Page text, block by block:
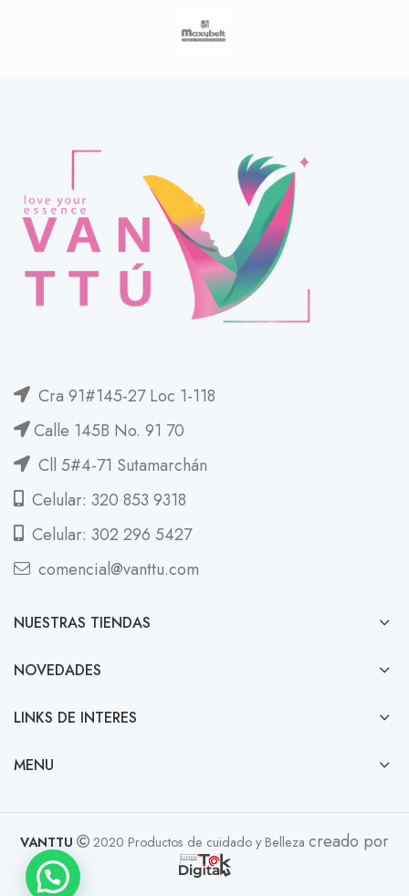
Cra 91#145-27 Loc 1-118
Calle 145B No. 91 70
Cll 5#4-71 Sutamarchán
Celular: 320 853 9318
Celular: 302 296 5427
comencial@vanttu.com
NUESTRAS TIENDAS
NOVEDADES
LINKS DE INTERES
MENU
VANTTU 2020 Productos de cuidado y Belleza creado por